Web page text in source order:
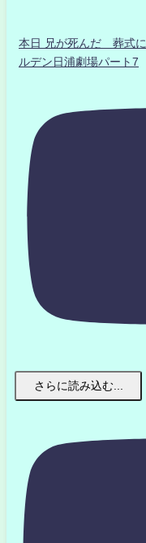
本日 兄が死んだ 葬式
ルデン日浦劇場パート7
さらに読み込む...